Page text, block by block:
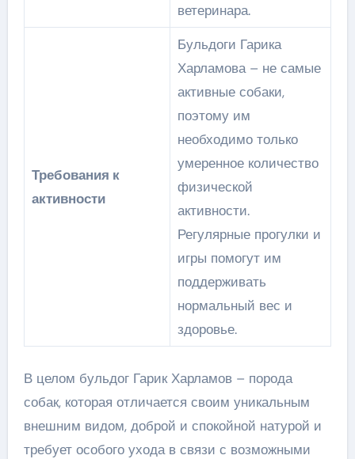
ветеринара.
Требования к
активности
Бульдоги Гарика
Харламова – не самые
активные собаки,
поэтому им
необходимо только
умеренное количество
физической
активности.
Регулярные прогулки и
игры помогут им
поддерживать
нормальный вес и
здоровье.
В целом бульдог Гарик Харламов – порода
собак, которая отличается своим уникальным
внешним видом, доброй и спокойной натурой и
требует особого ухода в связи с возможными